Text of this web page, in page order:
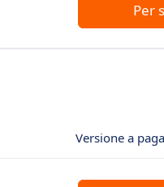
Per
Versione a